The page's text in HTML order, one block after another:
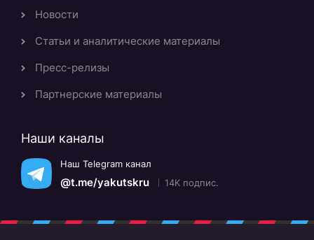
Новости
Статьи и аналитические материалы
Пресс-релизы
Партнерские материалы
Наши каналы
Наш Telegram канал
@t.me/yakutskru 14K подпис.